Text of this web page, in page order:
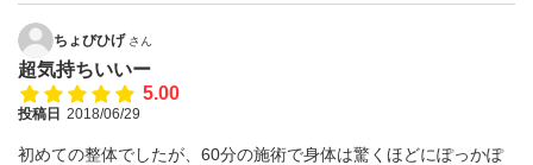
ちょびひげ さん
超気持ちいいー
5.00
投稿日 2018/06/29
初めての整体でしたが、60分の施術で身体は驚くほどにぽっかぽ